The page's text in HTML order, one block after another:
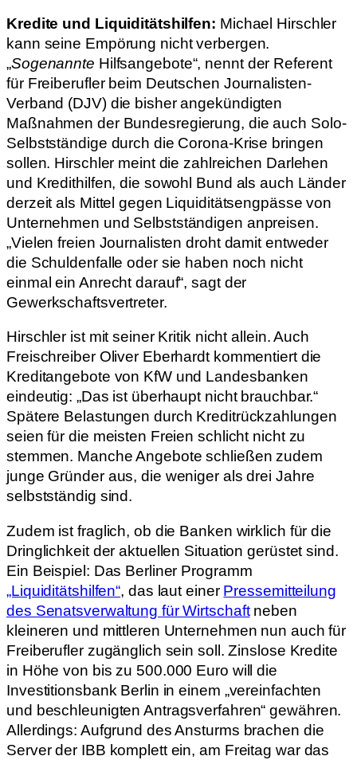
Kredite und Liquiditätshilfen: Michael Hirschler
kann seine Empörung nicht verbergen.
„Sogenannte Hilfsangebote“, nennt der Referent
für Freiberufler beim Deutschen Journalisten-
Verband (DJV) die bisher angekündigten
Maßnahmen der Bundesregierung, die auch Solo-
Selbstständige durch die Corona-Krise bringen
sollen. Hirschler meint die zahlreichen Darlehen
und Kredithilfen, die sowohl Bund als auch Länder
derzeit als Mittel gegen Liquiditätsengpässe von
Unternehmen und Selbstständigen anpreisen.
„Vielen freien Journalisten droht damit entweder
die Schuldenfalle oder sie haben noch nicht
einmal ein Anrecht darauf“, sagt der
Gewerkschaftsvertreter.
Hirschler ist mit seiner Kritik nicht allein. Auch
Freischreiber Oliver Eberhardt kommentiert die
Kreditangebote von KfW und Landesbanken
eindeutig: „Das ist überhaupt nicht brauchbar.“
Spätere Belastungen durch Kreditrückzahlungen
seien für die meisten Freien schlicht nicht zu
stemmen. Manche Angebote schließen zudem
junge Gründer aus, die weniger als drei Jahre
selbstständig sind.
Zudem ist fraglich, ob die Banken wirklich für die
Dringlichkeit der aktuellen Situation gerüstet sind.
Ein Beispiel: Das Berliner Programm
„Liquiditätshilfen“, das laut einer Pressemitteilung
des Senatsverwaltung für Wirtschaftneben
kleineren und mittleren Unternehmen nun auch für
Freiberufler zugänglich sein soll. Zinslose Kredite
in Höhe von bis zu 500.000 Euro will die
Investitionsbank Berlin in einem „vereinfachten
und beschleunigten Antragsverfahren“ gewähren.
Allerdings: Aufgrund des Ansturms brachen die
Server der IBB komplett ein, am Freitag war das